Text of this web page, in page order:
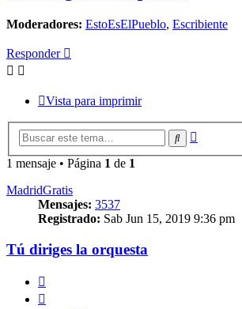
Moderadores: EstoEsElPueblo, Escribiente
Responder
Vista para imprimir
Buscar
1 mensaje • Página 1 de 1
MadridGratis
Mensajes: 3537
Registrado: Sab Jun 15, 2019 9:36 pm
Tú diriges la orquesta